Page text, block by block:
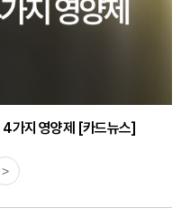
4가지 영양제 [카드뉴스]
>